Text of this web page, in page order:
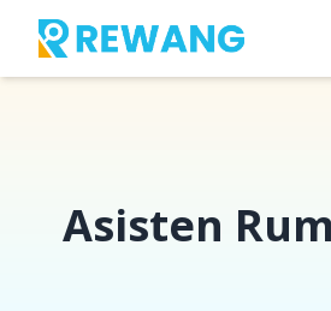
Beranda Kota
Asisten